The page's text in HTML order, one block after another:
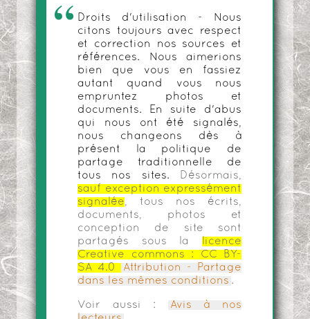
Droits d'utilisation - Nous
citons toujours avec respect
et correction nos sources et
références. Nous aimerions
bien que vous en fassiez
autant quand vous nous
empruntez photos et
documents. En suite d'abus
qui nous ont été signalés,
nous changeons dès à
présent la politique de
partage traditionnelle de
tous nos sites.
Désormais,
sauf exception expressément
signalée, tous nos écrits,
documents, photos et
conception de site sont
partagés sous la
licence
Creative commons :
CC BY-
SA 4.0
Attribution - Partage
dans les mêmes conditions .
Voir aussi :
Avis à nos